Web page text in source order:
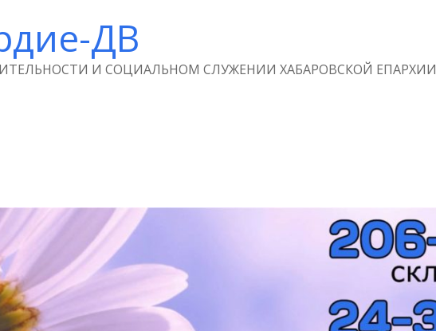
ДВ
И СОЦИАЛЬНОМ СЛУЖЕНИИ ХАБАРОВСКОЙ ЕПАРХИИ